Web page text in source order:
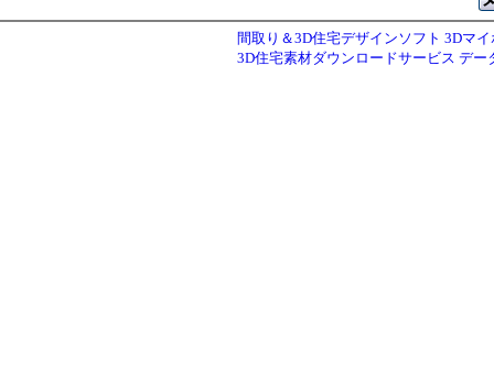
間取り＆3D住宅デザインソフト 3Dマ
3D住宅素材ダウンロードサービス デー